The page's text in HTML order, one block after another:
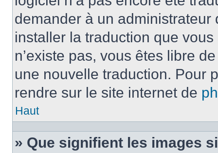
demander à un administrateur
installer la traduction que
n’existe pas, vous êtes libre
une nouvelle traduction. Pour
rendre sur le site internet de
Haut
» Que signifient les images